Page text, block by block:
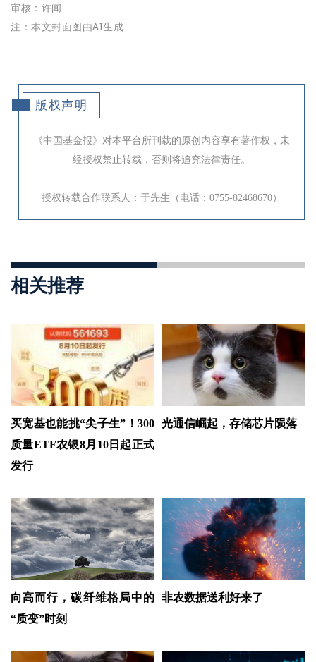
审核：许闻
注：本文封面图由AI生成
版权声明
《中国基金报》对本平台所刊载的原创内容享有著作权，未
经授权禁止转载，否则将追究法律责任。
授权转载合作联系人：于先生（电话：0755-82468670）
相关推荐
买宽基也能挑“尖子生”！300
质量ETF农银8月10日起正式
发行
光通信崛起，存储芯片陨落
向高而行，碳纤维格局中的
“质变”时刻
非农数据送利好来了